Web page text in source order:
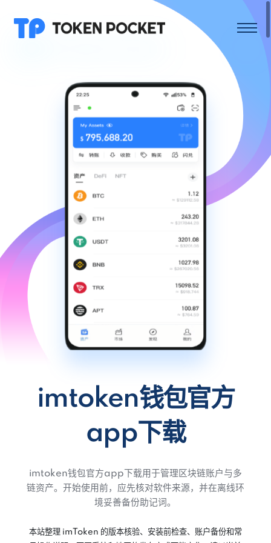
imtoken钱包官方
app下载
imtoken钱包官方app下载用于管理区块链账户与多
链资产。开始使用前，应先核对软件来源，并在离线环
境妥善备份助记词。
本站整理 imToken 的版本核验、安装前检查、账户备份和常